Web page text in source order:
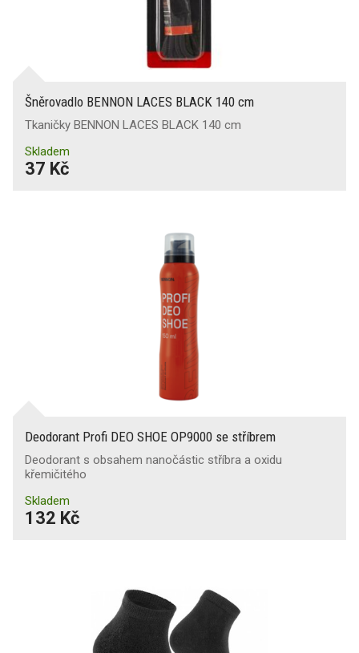
Šněrovadlo BENNON LACES BLACK 140 cm
Tkaničky BENNON LACES BLACK 140 cm
Skladem
37 Kč
Deodorant Profi DEO SHOE OP9000 se stříbrem
Deodorant s obsahem nanočástic stříbra a oxidu
křemičitého
Skladem
132 Kč